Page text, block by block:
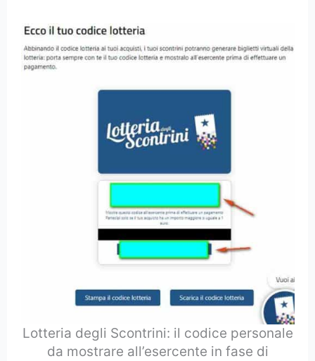
Lotteria degli Scontrini: il codice personale
da mostrare all’esercente in fase di